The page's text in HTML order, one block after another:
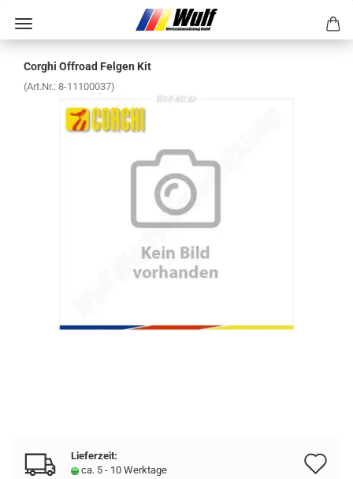
Cor­ghi Off­road Fel­gen Kit
(Art.Nr.: 8-​11100037)
Lieferzeit:
ca. 5 - 10 Werktage